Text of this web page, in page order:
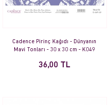
Cadence Pirinç Kağıdı - Dünyanın
Mavi Tonları - 30 x 30 cm - K049
36,00 TL